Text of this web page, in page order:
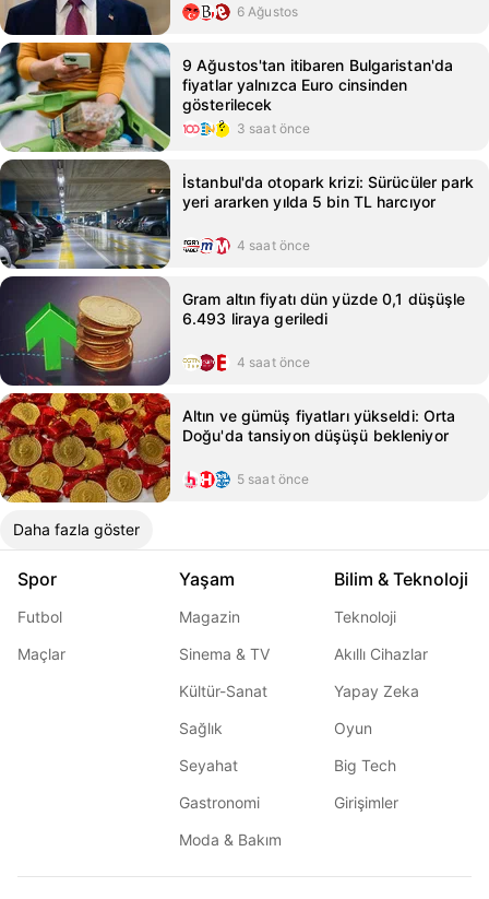
6 Ağustos
9 Ağustos'tan itibaren Bulgaristan'da
fiyatlar yalnızca Euro cinsinden
gösterilecek
3 saat önce
İstanbul'da otopark krizi: Sürücüler park
yeri ararken yılda 5 bin TL harcıyor
4 saat önce
Gram altın fiyatı dün yüzde 0,1 düşüşle
6.493 liraya geriledi
4 saat önce
Altın ve gümüş fiyatları yükseldi: Orta
Doğu'da tansiyon düşüşü bekleniyor
5 saat önce
Daha fazla göster
Spor
Futbol
Maçlar
Yaşam
Magazin
Sinema & TV
Kültür-Sanat
Sağlık
Seyahat
Gastronomi
Moda & Bakım
Bilim & Teknoloji
Teknoloji
Akıllı Cihazlar
Yapay Zeka
Oyun
Big Tech
Girişimler